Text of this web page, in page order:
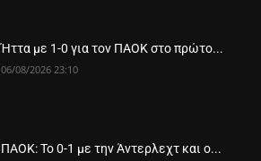
Ήττα με 1-0 για τον ΠΑΟΚ στο πρώτο...
06/08/2026 23:10
ΠΑΟΚ: Το 0-1 με την Άντερλεχτ και ο...